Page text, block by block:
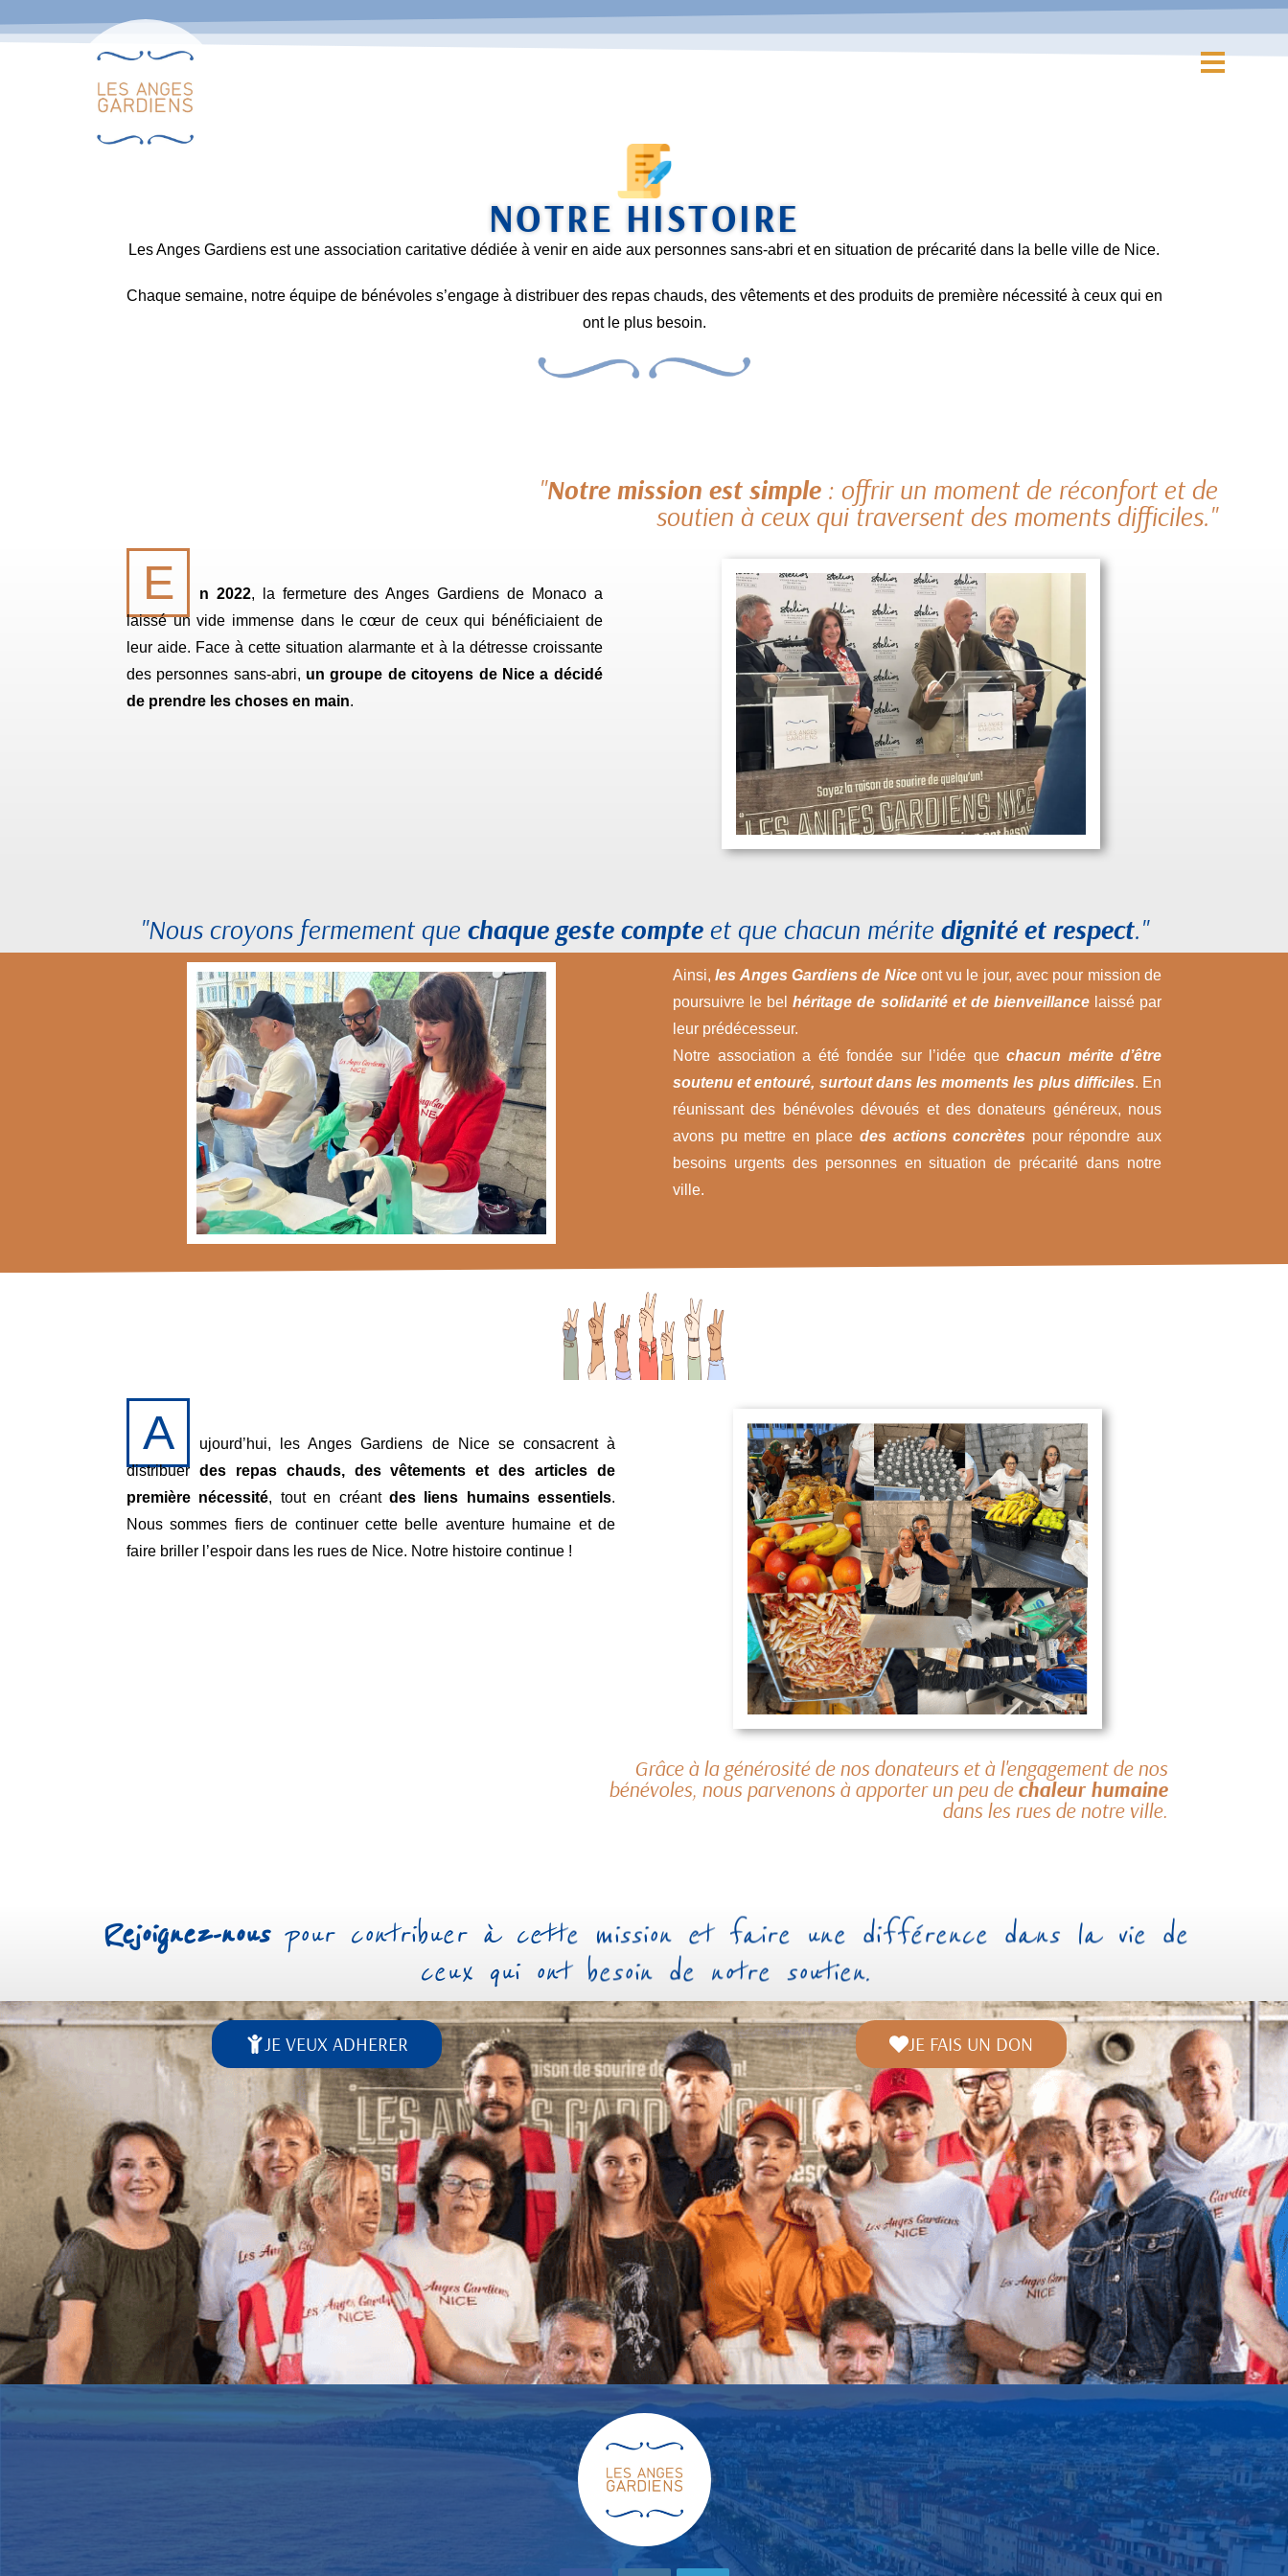
NOTRE HISTOIRE
Les Anges Gardiens est une association caritative dédiée à venir en aide aux personnes sans-abri et en situation de précarité dans la belle ville de Nice.
Chaque semaine, notre équipe de bénévoles s’engage à distribuer des repas chauds, des vêtements et des produits de première nécessité à ceux qui en
ont le plus besoin.
"Notre mission est simple: offrir un moment de réconfort et de
soutien à ceux qui traversent des moments difficiles."
E n 2022, la fermeture des Anges Gardiens de Monaco a
laissé un vide immense dans le cœur de ceux qui bénéficiaient de
leur aide. Face à cette situation alarmante et à la détresse croissante
des personnes sans-abri, un groupe de citoyens de Nice a décidé
de prendre les choses en main.
"Nous croyons fermement que chaque geste compteet que chacun mérite dignité et respect."
Ainsi,les Anges Gardiens de Niceont vu le jour, avec pour mission de
poursuivre le belhéritage de solidarité et de bienveillancelaissé par
leur prédécesseur.
Notre association a été fondée sur l’idée que chacun mérite d’être
soutenu et entouré, surtout dans les moments les plus difficiles. En
réunissant des bénévoles dévoués et des donateurs généreux, nous
avons pu mettre en place des actions concrètes pour répondre aux
besoins urgents des personnes en situation de précarité dans notre
ville.
A
ujourd’hui, les Anges Gardiens de Nice se consacrent à
distribuer des repas chauds, des vêtements et des articles de
première nécessité, tout en créant des liens humains essentiels.
Nous sommes fiers de continuer cette belle aventure humaine et de
faire briller l’espoir dans les rues de Nice. Notre histoire continue !
Grâce à la générosité de nos donateurs et à l'engagement de nos
bénévoles, nous parvenons à apporter un peu dechaleur humaine
dans les rues de notre ville.
Rejoignez-nouspour contribuer à cette mission et faire une différence dans la vie de
ceux qui ont besoin de notre soutien.
JE VEUX ADHERER JE FAIS UN DON